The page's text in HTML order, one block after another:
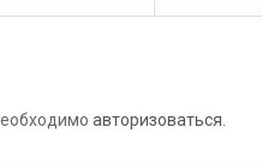
авторизоваться.